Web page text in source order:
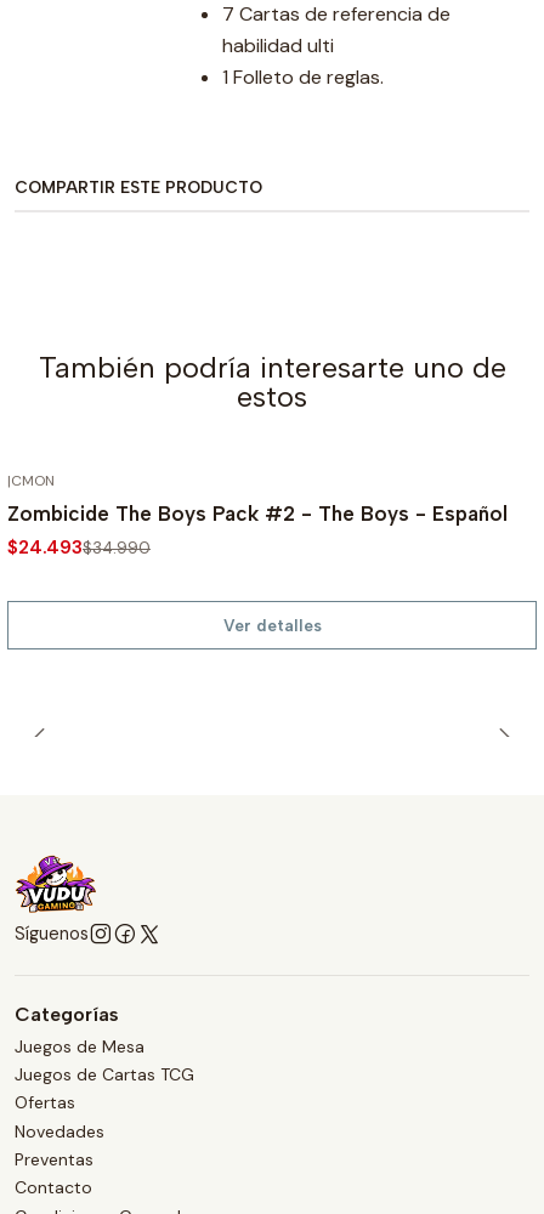
7 Cartas de referencia de
habilidad ulti
1 Folleto de reglas.
COMPARTIR ESTE PRODUCTO
También podría interesarte uno de
estos
-30%
|CMON
Zombicide The Boys Pack #2 - The Boys - Español
$24.493$34.990
Ver detalles
Síguenos
Categorías
Juegos de Mesa
Juegos de Cartas TCG
Ofertas
Novedades
Preventas
Contacto